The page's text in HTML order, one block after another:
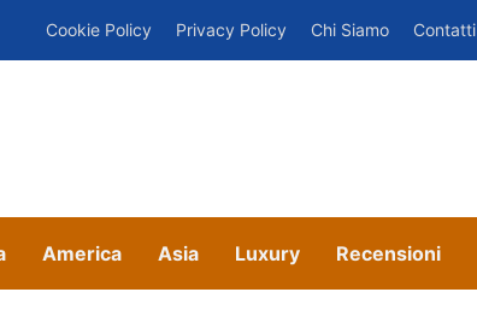
Cookie Policy Privacy Policy Chi Siamo Contatti
America Asia Luxury Recensioni